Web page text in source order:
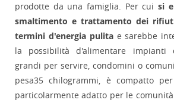
prodotte da una famiglia. Per cuisi
smaltimento e trattamento dei
termini d'energia pulitae sarebbe
la possibilità d'alimentare impianti
grandi per servire, condomini o
pesa35 chilogrammi, è compatto
particolarmente adatto per le